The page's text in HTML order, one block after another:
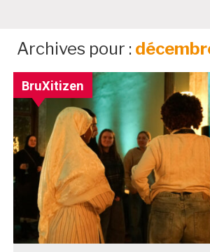
Archives pour :
BruXitizen